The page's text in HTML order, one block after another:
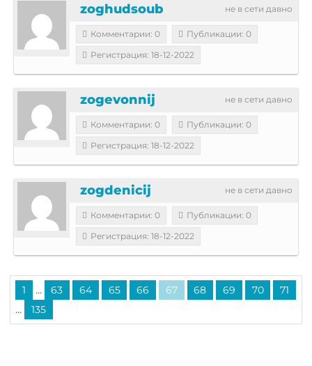
не в сети давно
zoghudsoub
Комментарии: 0
Публикации: 0
Регистрация: 18-12-2022
не в сети давно
zogevonnij
Комментарии: 0
Публикации: 0
Регистрация: 18-12-2022
не в сети давно
zogdenicij
Комментарии: 0
Публикации: 0
Регистрация: 18-12-2022
1 ... 63 64 65 66 67 68 69 70 71
... 135